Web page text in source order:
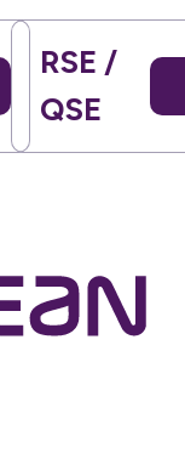
RSE /
QSE